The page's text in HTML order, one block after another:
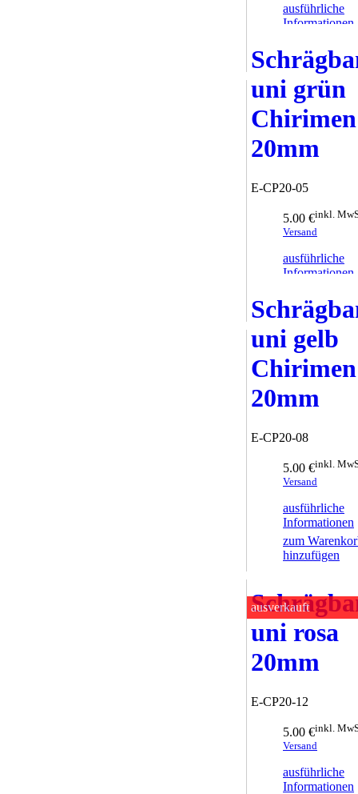
ausführliche
Informationen
hinzufügen
uni grün
Chirimen
20mm
E-CP20-05
5.00 €inkl.
Versand
ausführliche
Informationen
hinzufügen
uni gelb
Chirimen
20mm
E-CP20-08
5.00 €inkl.
Versand
ausführliche
Informationen
zum
hinzufügen
ausverkauft
uni rosa
20mm
E-CP20-12
5.00 €inkl.
Versand
ausführliche
Informationen